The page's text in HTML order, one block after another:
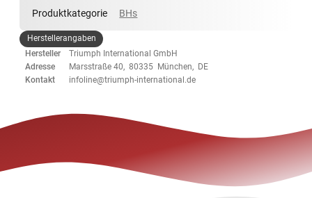
Produktkategorie BHs
Herstellerangaben
Hersteller
Triumph International GmbH
Adresse
Marsstraße 40, 80335 München, DE
Kontakt
infoline@triumph-international.de